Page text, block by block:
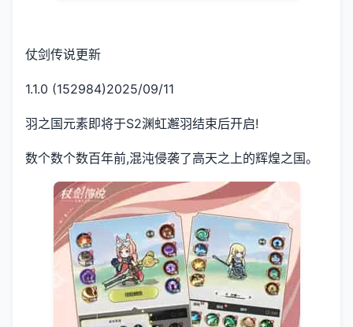
仗剑传说更新
1.1.0 (152984)2025/09/11
羽之国元素即将于S2渊虹邂羽结束后开启!
数个数个数百年前,混沌侵袭了高天之上的辉煌之国。